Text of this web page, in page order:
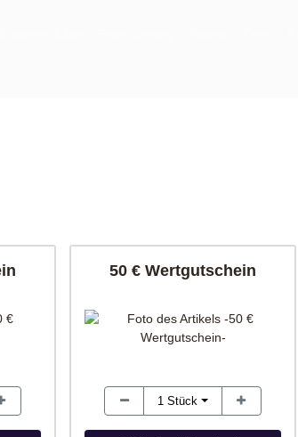
50 € Wertgutschein
1Stück